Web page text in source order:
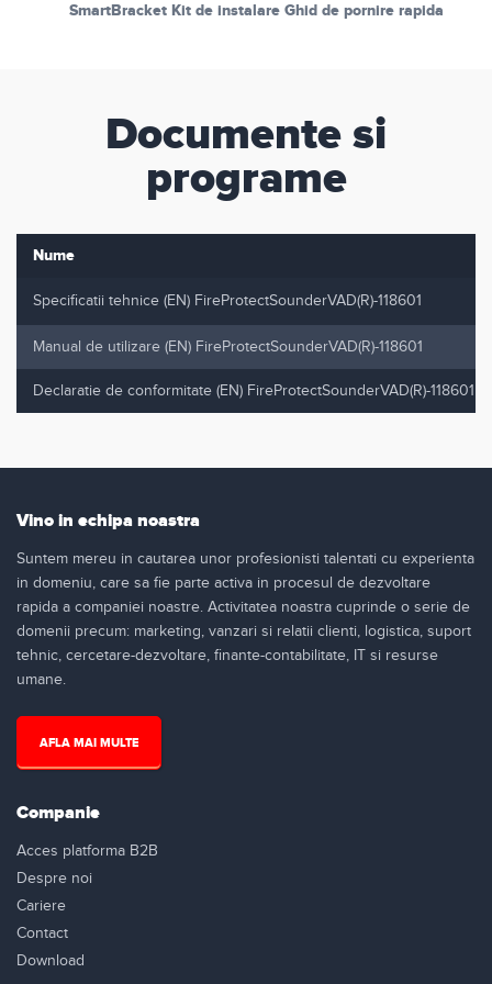
SmartBracket Kit de instalare Ghid de pornire rapida
Documente si
programe
Nume
Specificatii tehnice (EN) FireProtectSounderVAD(R)-118601
Manual de utilizare (EN) FireProtectSounderVAD(R)-118601
Declaratie de conformitate (EN) FireProtectSounderVAD(R)-118601
Vino in echipa noastra
Suntem mereu in cautarea unor profesionisti talentati cu experienta
in domeniu, care sa fie parte activa in procesul de dezvoltare
rapida a companiei noastre. Activitatea noastra cuprinde o serie de
domenii precum: marketing, vanzari si relatii clienti, logistica, suport
tehnic, cercetare-dezvoltare, finante-contabilitate, IT si resurse
umane.
AFLA MAI MULTE
Companie
Acces platforma B2B
Despre noi
Cariere
Contact
Download